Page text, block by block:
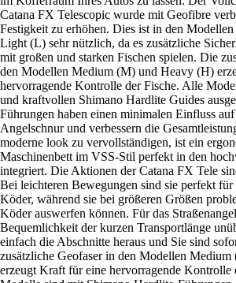
Catana FX Telescopic wurde mit Geofibre
Festigkeit zu erhöhen. Dies ist in den
Light (L) sehr nützlich, da es zusätzliche
mit großen und starken Fischen spielen. Die
den Modellen Medium (M) und Heavy (H)
hervorragende Kontrolle der Fische. Alle
und kraftvollen Shimano Hardlite Guides
Führungen haben einen minimalen Einfluss
Angelschnur und verbessern die
moderne look zu vervollständigen, ist ein
Maschinenbett im VSS-Stil perfekt in den
integriert. Die Aktionen der Catana FX Tele
Bei leichteren Bewegungen sind sie perfekt
Köder, während sie bei größeren Größen
Köder auswerfen können. Für das
Bequemlichkeit der kurzen Transportlänge
einfach die Abschnitte heraus und Sie sind
zusätzliche Geofaser in den Modellen
erzeugt Kraft für eine hervorragende Kontrolle